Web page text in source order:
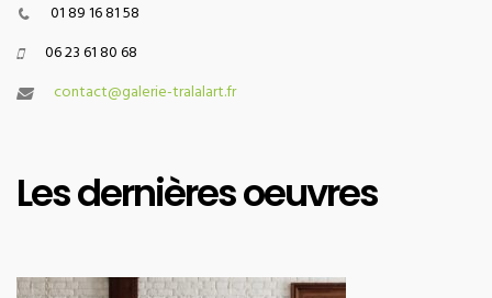
01 89 16 81 58
06 23 61 80 68
contact@galerie-tralalart.fr
Les dernières oeuvres